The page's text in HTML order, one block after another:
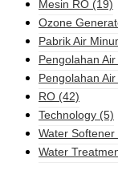
Mesin RO (19)
Ozone
Pabrik Air
Pengolahan Air
Pengolahan
RO (42)
Technology (5)
Water Softener
Water